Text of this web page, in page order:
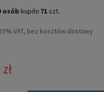
Cena nie zawiera
osób kupiło 71 szt.
VAT, bez kosztów dostawy